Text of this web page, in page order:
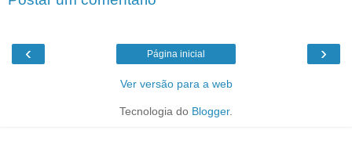
‹ ›
Página inicial
Ver versão para a web
Tecnologia do Blogger.